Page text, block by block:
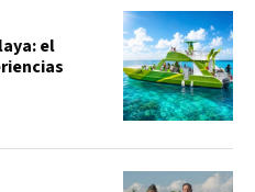
el